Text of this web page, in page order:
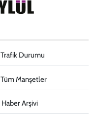
Trafik Durumu
Tüm Manşetler
Haber Arşivi